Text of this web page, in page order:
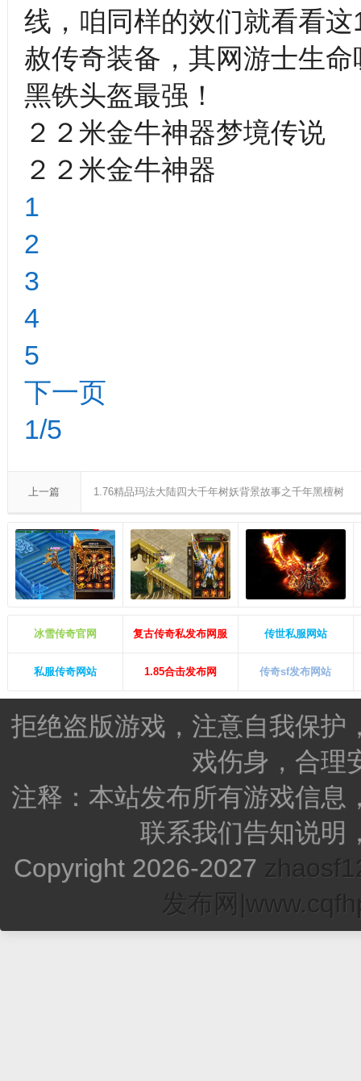
线，咱同样的效们就看看
赦传奇装备，其网游士生
黑铁头盔最强！
２２米金牛神器梦境传说
２２米金牛神器
1
2
3
4
5
下一页
1/5
上一篇 1.76精品玛法大陆四大千年树妖背景故事之千年黑檀树
冰雪传奇官网 复古传奇私发布网服 传世私服网站
私服传奇网站 1.85合击发布网 传奇sf发布网站
拒绝盗版游戏，注意自我保护
戏伤身，合理
注释：本站发布所有游戏信息
联系我们告知说明
Copyright 2026-2027
发布网